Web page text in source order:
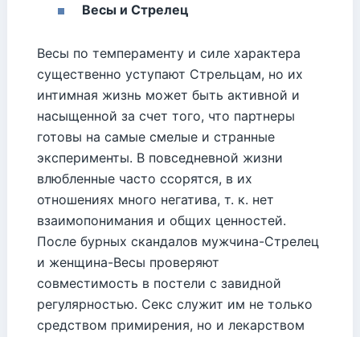
Весы и Стрелец
Весы по темпераменту и силе характера
существенно уступают Стрельцам, но их
интимная жизнь может быть активной и
насыщенной за счет того, что партнеры
готовы на самые смелые и странные
эксперименты. В повседневной жизни
влюбленные часто ссорятся, в их
отношениях много негатива, т. к. нет
взаимопонимания и общих ценностей.
После бурных скандалов мужчина-Стрелец
и женщина-Весы проверяют
совместимость в постели с завидной
регулярностью. Секс служит им не только
средством примирения, но и лекарством